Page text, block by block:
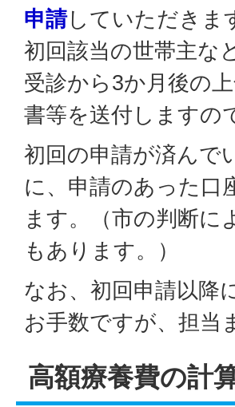
申請していただきま
初回該当の世帯主な
受診から3か月後の
書等を送付しますの
初回の申請が済んで
に、申請のあった口
ます。（市の判断に
もあります。）
なお、初回申請以降
お手数ですが、担当
高額療養費の計